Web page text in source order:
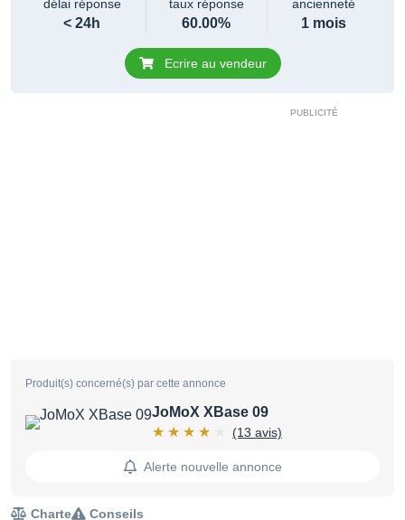
délai réponse
< 24h
taux réponse
60.00%
ancienneté
1 mois
Ecrire au vendeur
Produit(s) concerné(s) par cette annonce
JoMoX XBase 09
(13 avis)
Alerte nouvelle annonce
Charte Conseils